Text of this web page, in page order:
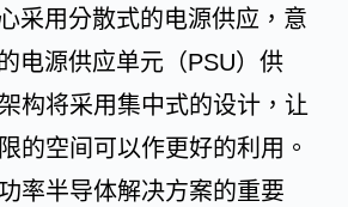
采用分散式的电源供应，意
电源供应单元（PSU）供
构将采用集中式的设计，让
的空间可以作更好的利用。
率半导体解决方案的重要